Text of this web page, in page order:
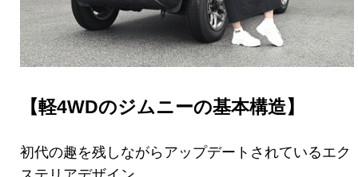
【軽4WDのジムニーの基本構造】
初代の趣を残しながらアップデートされているエク